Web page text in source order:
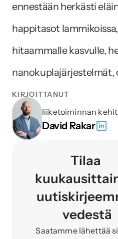
ennestään herkästi
happitasot
hitaammalle kasvulle,
nanokuplajärjestelmät,
KIRJOITTANUT
liiketoiminnan
David Rakar
Tilaa
vedestä
Saatamme lähettää